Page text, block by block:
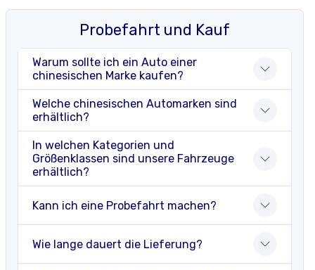
Probefahrt und Kauf
Warum sollte ich ein Auto einer
chinesischen Marke kaufen?
Welche chinesischen Automarken sind
erhältlich?
In welchen Kategorien und
Größenklassen sind unsere Fahrzeuge
erhältlich?
Kann ich eine Probefahrt machen?
Wie lange dauert die Lieferung?